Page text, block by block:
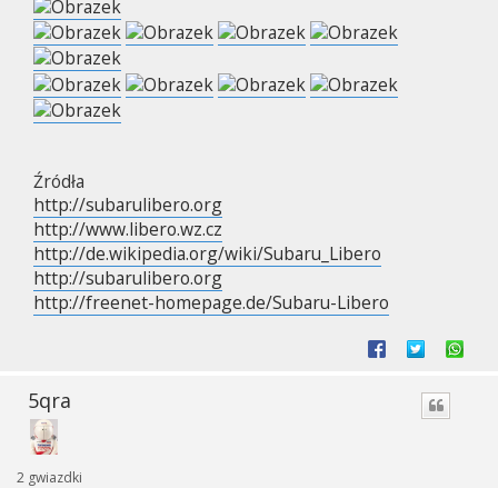
Źródła
http://subarulibero.org
http://www.libero.wz.cz
http://de.wikipedia.org/wiki/Subaru_Libero
http://subarulibero.org
http://freenet-homepage.de/Subaru-Libero
5qra
2 gwiazdki